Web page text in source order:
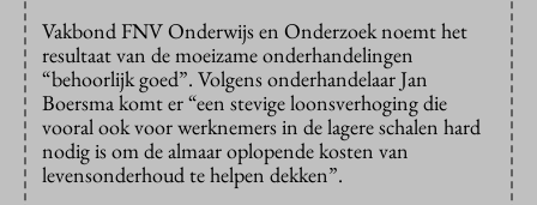
Vakbond FNV Onderwijs en Onderzoek noemt het
resultaat van de moeizame onderhandelingen
“behoorlijk goed”. Volgens onderhandelaar Jan
Boersma komt er “een stevige loonsverhoging die
vooral ook voor werknemers in de lagere schalen hard
nodig is om de almaar oplopende kosten van
levensonderhoud te helpen dekken”.